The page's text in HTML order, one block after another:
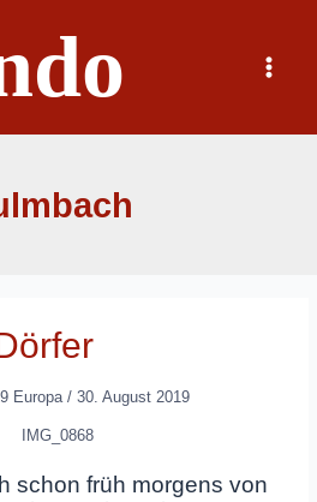
Main
Menu
Europa/ 30. August 2019
schon früh morgens von